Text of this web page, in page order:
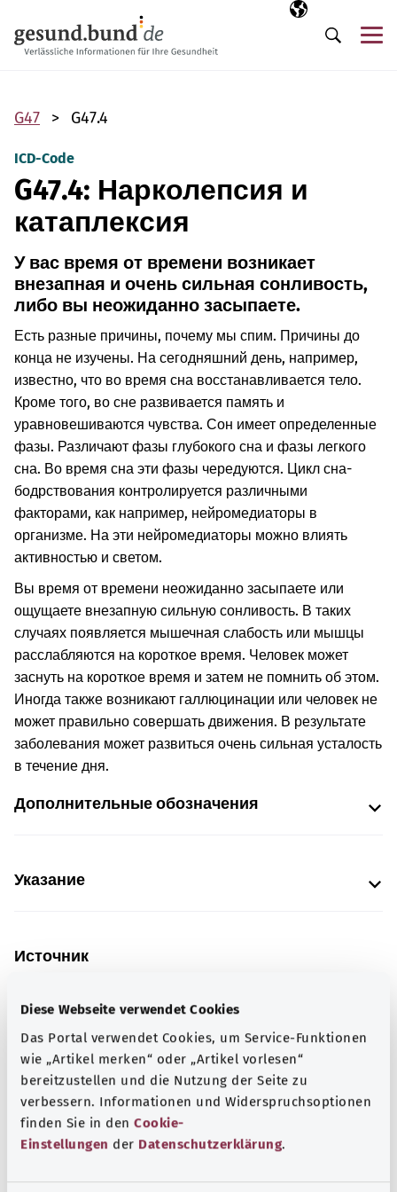
Diese Webseite verwendet Cookies
Das Portal verwendet Cookies, um Service-Funktionen
wie „Artikel merken“ oder „Artikel vorlesen“
bereitzustellen und die Nutzung der Seite zu
verbessern. Informationen und Widerspruchsoptionen
finden Sie in den Cookie-
Einstellungen der Datenschutzerklärung.
Выбранный
RU
Поиск
G47 G47.4
ICD-Code
G47.4: Нарколепсия и
катаплексия
У вас время от времени возникает
внезапная и очень сильная сонливость,
либо вы неожиданно засыпаете.
Есть разные причины, почему мы спим. Причины до
конца не изучены. На сегодняшний день, например,
известно, что во время сна восстанавливается тело.
Кроме того, во сне развивается память и
уравновешиваются чувства. Сон имеет определенные
фазы. Различают фазы глубокого сна и фазы легкого
сна. Во время сна эти фазы чередуются. Цикл сна-
бодрствования контролируется различными
факторами, как например, нейромедиаторы в
организме. На эти нейромедиаторы можно влиять
активностью и светом.
Вы время от времени неожиданно засыпаете или
ощущаете внезапную сильную сонливость. В таких
случаях появляется мышечная слабость или мышцы
расслабляются на короткое время. Человек может
заснуть на короткое время и затем не помнить об этом.
Иногда также возникают галлюцинации или человек не
может правильно совершать движения. В результате
заболевания может развиться очень сильная усталость
в течение дня.
Дополнительные обозначения
Указание
Источник
hab’ ich? GmbH по поручению Bundesministerium für
Gesundheit (BMG, Федеральное министерство
здравоохранения).
Для хорошей осведомленности
Другие статьи